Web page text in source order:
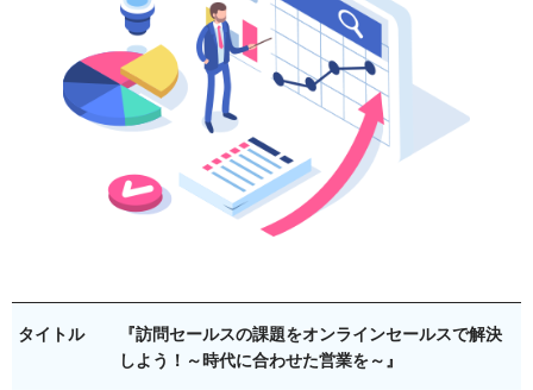
タイトル
『訪問セールスの課題をオンラインセールスで解決
しよう！～時代に合わせた営業を～』